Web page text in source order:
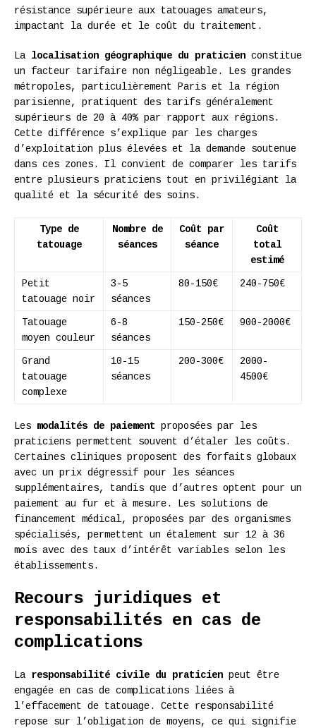
résistance supérieure aux tatouages amateurs,
impactant la durée et le coût du traitement.
La localisation géographique du praticien constitue
un facteur tarifaire non négligeable. Les grandes
métropoles, particulièrement Paris et la région
parisienne, pratiquent des tarifs généralement
supérieurs de 20 à 40% par rapport aux régions.
Cette différence s’explique par les charges
d’exploitation plus élevées et la demande soutenue
dans ces zones. Il convient de comparer les tarifs
entre plusieurs praticiens tout en privilégiant la
qualité et la sécurité des soins.
Type de
tatouage
Nombre de
séances
Coût par
séance
Coût
total
estimé
Petit
tatouage noir
3-5
séances
80-150€ 240-750€
Tatouage
moyen couleur
6-8
séances
150-250€ 900-2000€
Grand
tatouage
complexe
10-15
séances
200-300€
2000-
4500€
Les modalités de paiement proposées par les
praticiens permettent souvent d’étaler les coûts.
Certaines cliniques proposent des forfaits globaux
avec un prix dégressif pour les séances
supplémentaires, tandis que d’autres optent pour un
paiement au fur et à mesure. Les solutions de
financement médical, proposées par des organismes
spécialisés, permettent un étalement sur 12 à 36
mois avec des taux d’intérêt variables selon les
établissements.
Recours juridiques et
responsabilités en cas de
complications
La responsabilité civile du praticien peut être
engagée en cas de complications liées à
l’effacement de tatouage. Cette responsabilité
repose sur l’obligation de moyens, ce qui signifie